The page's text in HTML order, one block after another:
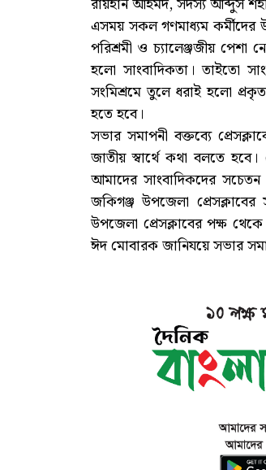
এসময় সকল গণমাধ্যম কর্মীদের
পরিশ্রমী ও চ্যালেঞ্জজীয়
হলো সাংবাদিকতা। তাইতো
সংমিশ্রমে তুলে ধরাই হলো
হতে হবে।
সভার সমাপনী বক্তব্যে
জাতীয় স্বার্থে কথা বলতে
আমাদের সাংবাদিকদের সচেতন
জকিগঞ্জ উপজেলা
উপজেলা প্রেসক্লাবের পক্ষ
ঈদ মোবারক জানিযয়ে সভার